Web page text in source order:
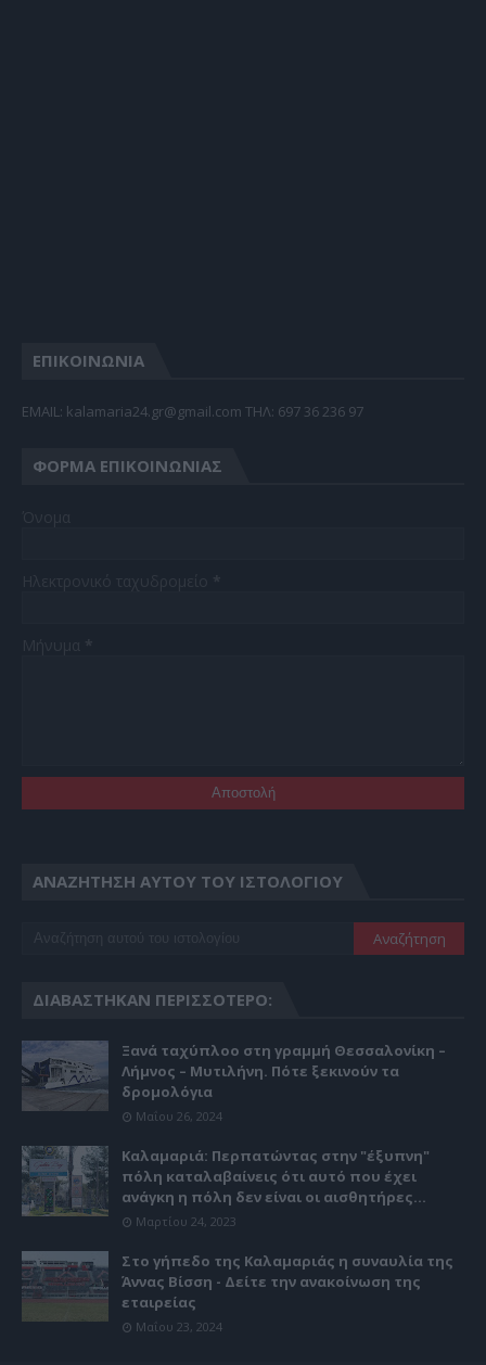
ΕΠΙΚΟΙΝΩΝΙΑ
EMAIL: kalamaria24.gr@gmail.com TΗΛ: 697 36 236 97
ΦΌΡΜΑ ΕΠΙΚΟΙΝΩΝΊΑΣ
ΑΝΑΖΉΤΗΣΗ ΑΥΤΟΎ ΤΟΥ ΙΣΤΟΛΟΓΊΟΥ
ΔΙΑΒΆΣΤΗΚΑΝ ΠΕΡΙΣΣΌΤΕΡΟ:
Ξανά ταχύπλοο στη γραμμή Θεσσαλονίκη –
Λήμνος – Μυτιλήνη. Πότε ξεκινούν τα
δρομολόγια
Μαΐου 26, 2024
Καλαμαριά: Περπατώντας στην "έξυπνη"
πόλη καταλαβαίνεις ότι αυτό που έχει
ανάγκη η πόλη δεν είναι οι αισθητήρες...
Μαρτίου 24, 2023
Στο γήπεδο της Καλαμαριάς η συναυλία της
Άννας Βίσση - Δείτε την ανακοίνωση της
εταιρείας
Μαΐου 23, 2024